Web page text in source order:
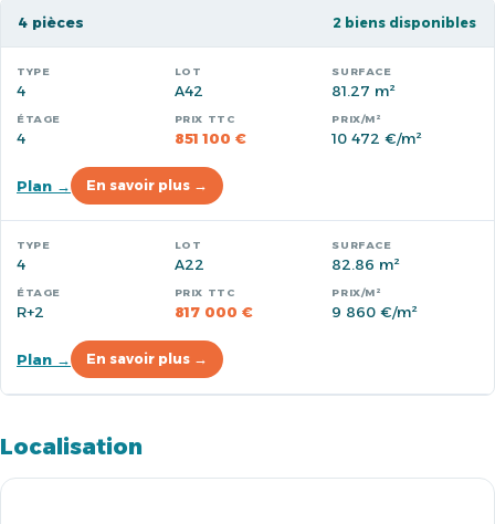
4 pièces 2 biens disponibles
4 A42 81.27 m²
4 851 100 € 10 472 €/m²
Plan → En savoir plus →
4 A22 82.86 m²
R+2 817 000 € 9 860 €/m²
Plan → En savoir plus →
Localisation